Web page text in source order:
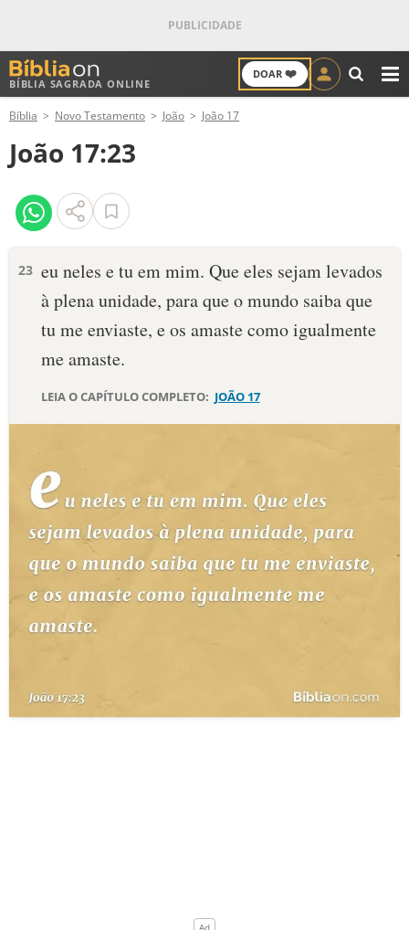
BÍBLIA SAGRADA ONLINE
DOAR ❤️
ANTIGO TESTAMENTO
NOVO TESTAMENTO
VERSÍCULOS
PALAVRA DO DIA
SALMO DO DIA
DEVOCIONAL DIÁRIO
ESTUDOS BÍBLICOS
ESBOÇOS DE PREGAÇÃO
PERGUNTE À BÍBLIA
QUEM SOMOS
Bíblia Novo Testamento João João 17
João 17:23
23 eu neles e tu em mim. Que eles sejam levados
à plena unidade, para que o mundo saiba que
tu me enviaste, e os amaste como igualmente
me amaste.
LEIA O CAPÍTULO COMPLETO: JOÃO 17